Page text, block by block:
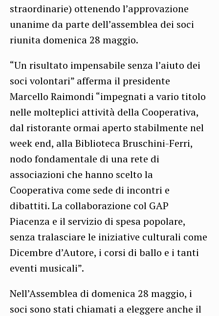
straordinarie) ottenendo l’approvazione
unanime da parte dell’assemblea dei soci
riunita domenica 28 maggio.
“Un risultato impensabile senza l’aiuto dei
soci volontari” afferma il presidente
Marcello Raimondi “impegnati a vario titolo
nelle molteplici attività della Cooperativa,
dal ristorante ormai aperto stabilmente nel
week end, alla Biblioteca Bruschini-Ferri,
nodo fondamentale di una rete di
associazioni che hanno scelto la
Cooperativa come sede di incontri e
dibattiti. La collaborazione col GAP
Piacenza e il servizio di spesa popolare,
senza tralasciare le iniziative culturali come
Dicembre d’Autore, i corsi di ballo e i tanti
eventi musicali”.
Nell’Assemblea di domenica 28 maggio, i
soci sono stati chiamati a eleggere anche il